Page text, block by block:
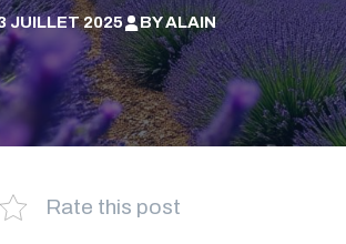
JUILLET 2025 BYALAIN
Rate this post